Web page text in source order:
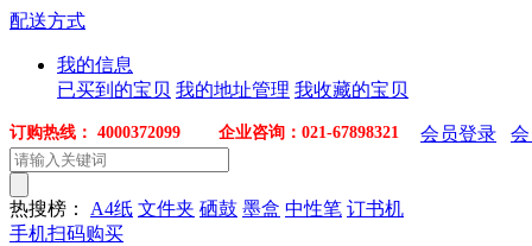
配送方式
我的信息
已买到的宝贝 我的地址管理 我收藏的宝贝
订购热线： 4000372099 企业咨询：021-67898321 会员登录
热搜榜： A4纸 文件夹 硒鼓 墨盒 中性笔 订书机
手机扫码购买